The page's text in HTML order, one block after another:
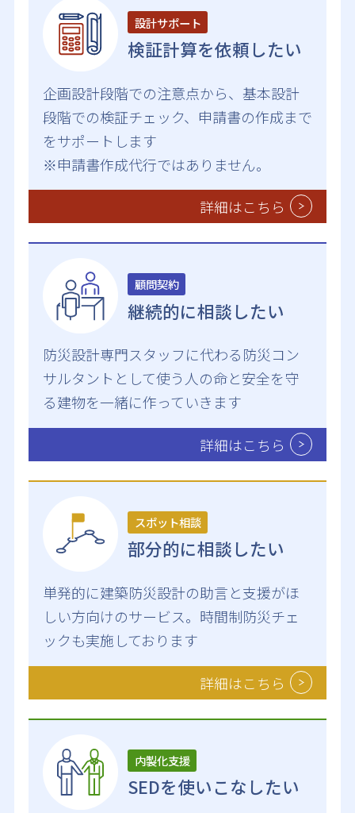
設計サポート
検証計算を依頼したい
企画設計段階での注意点から、基本設計
段階での検証チェック、申請書の作成まで
をサポートします
※申請書作成代行ではありません。
詳細はこちら
顧問契約
継続的に相談したい
防災設計専門スタッフに代わる防災コン
サルタントとして使う人の命と安全を守
る建物を一緒に作っていきます
詳細はこちら
スポット相談
部分的に相談したい
単発的に建築防災設計の助言と支援がほ
しい方向けのサービス。時間制防災チェ
ックも実施しております
詳細はこちら
内製化支援
SEDを使いこなしたい